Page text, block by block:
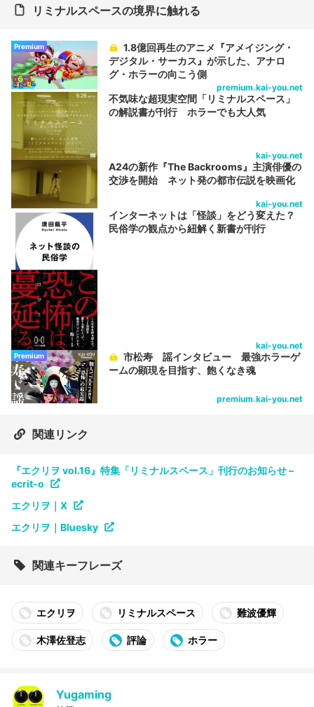
リミナルスペースの境界に触れる
Premium
1.8億回再生のアニメ『アメイジング・
デジタル・サーカス』が示した、アナロ
グ・ホラーの向こう側
premium.kai-you.net
不気味な超現実空間「リミナルスペース」
の解説書が刊行 ホラーでも大人気
kai-you.net
A24の新作『The Backrooms』主演俳優の
交渉を開始 ネット発の都市伝説を映画化
kai-you.net
インターネットは「怪談」をどう変えた？
民俗学の観点から紐解く新書が刊行
kai-you.net
Premium
市松寿ゞ謡インタビュー 最強ホラーゲ
ームの顕現を目指す、飽くなき魂
premium.kai-you.net
関連リンク
『エクリヲ vol.16』特集「リミナルスペース」刊行のお知らせ –
ecrit-o
エクリヲ｜X
エクリヲ｜Bluesky
関連キーフレーズ
エクリヲ リミナルスペース 難波優輝
木澤佐登志 評論 ホラー
Yugaming